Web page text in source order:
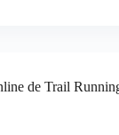
de Trail